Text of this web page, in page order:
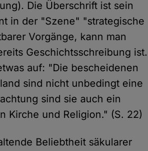
Die Überschrift ist sein
in der "Szene" "strategische
Vorgänge, kann man
Geschichtsschreibung ist.
auf: "Die bescheidenen
sind nicht unbedingt eine
sind sie auch ein
Kirche und Religion." (S. 22)
Beliebtheit säkularer